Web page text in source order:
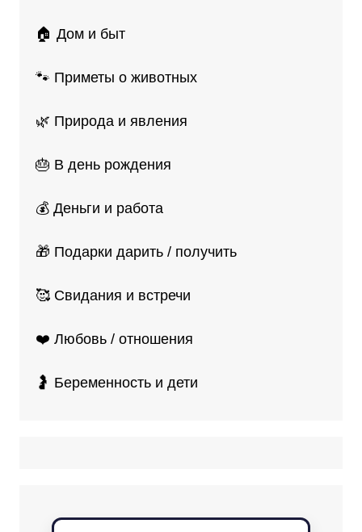
🏠 Дом и быт
🐾 Приметы о животных
🌿 Природа и явления
🎂 В день рождения
💰 Деньги и работа
🎁 Подарки дарить / получить
🥰 Свидания и встречи
❤️ Любовь / отношения
🤰 Беременность и дети